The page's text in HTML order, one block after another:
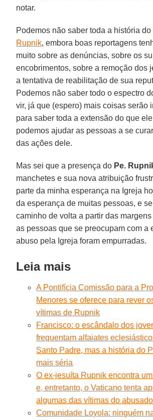
notar.
Podemos não saber toda a história do
Rupnik, embora boas reportagens
muito sobre as denúncias, sobre os
encobrimentos, sobre a remoção dos
a tentativa de reabilitação de sua
Podemos não saber todo o espectro
vir, já que (espero) mais coisas serão
para saber toda a extensão do que
podemos ajudar as pessoas a se
das ações dele.
Mas sei que a presença do Pe.
manchetes e sua nova atribuição
parte da minha esperança na Igreja
da esperança de muitas pessoas, e
caminho de volta a partir das
as pessoas que se preocupam com a
abuso pela Igreja foram empurradas.
Leia mais
A Pontifícia Comissão para a
Menores se oferece para rever
vítimas de Rupnik
Francisco: o escândalo dos
frequentam alfaiates
Santo Padre, mas a história do
mais séria
O ex-jesuíta Rupnik encontra
e, entretanto, o Vaticano tenta
algumas das vítimas do
Comunidade Loyola: ninguém